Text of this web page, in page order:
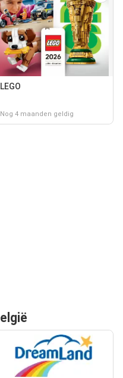
LEGO
Nog 4 maanden geldig